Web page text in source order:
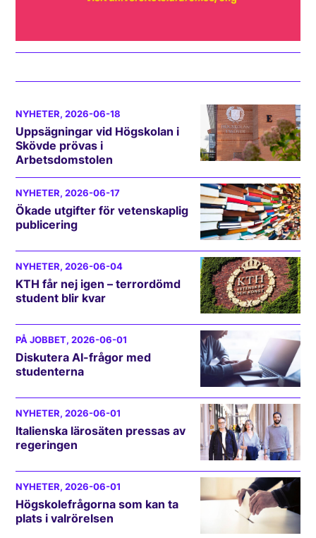
NYHETER, 2026-06-18
Uppsägningar vid Högskolan i
Skövde prövas i
Arbetsdomstolen
NYHETER, 2026-06-17
Ökade utgifter för vetenskaplig
publicering
NYHETER, 2026-06-04
KTH får nej igen – terrordömd
student blir kvar
PÅ JOBBET, 2026-06-01
Diskutera AI-frågor med
studenterna
NYHETER, 2026-06-01
Italienska lärosäten pressas av
regeringen
NYHETER, 2026-06-01
Högskolefrågorna som kan ta
plats i valrörelsen